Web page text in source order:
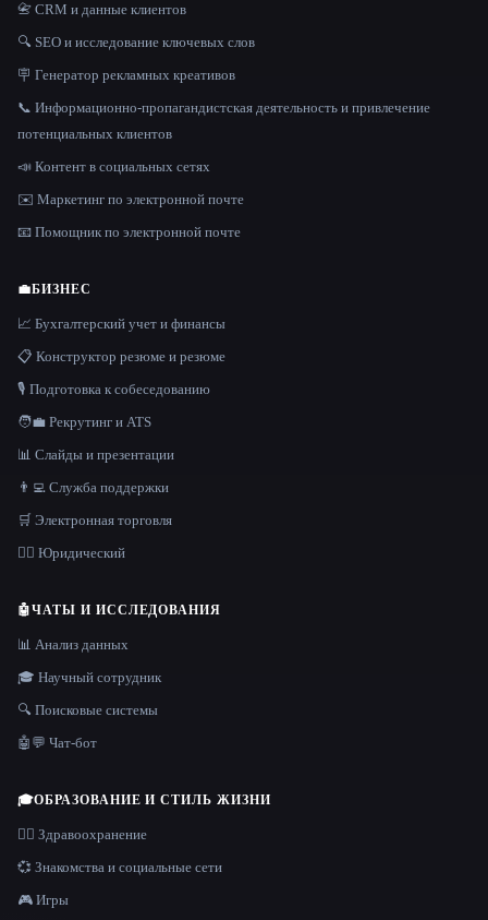
📇 CRM и данные клиентов
🔍 SEO и исследование ключевых слов
🪧 Генератор рекламных креативов
📞 Информационно-пропагандистская деятельность и привлечение
потенциальных клиентов
📣 Контент в социальных сетях
✉️ Маркетинг по электронной почте
📧 Помощник по электронной почте
💼БИЗНЕС
📈 Бухгалтерский учет и финансы
📋 Конструктор резюме и резюме
🎙️ Подготовка к собеседованию
🧑‍💼 Рекрутинг и ATS
📊 Слайды и презентации
👨‍💻 Служба поддержки
🛒 Электронная торговля
👩‍⚖️ Юридический
🤖ЧАТЫ И ИССЛЕДОВАНИЯ
📊 Анализ данных
🎓 Научный сотрудник
🔍 Поисковые системы
🤖💬 Чат-бот
🎓ОБРАЗОВАНИЕ И СТИЛЬ ЖИЗНИ
👩‍⚕️ Здравоохранение
💞 Знакомства и социальные сети
🎮 Игры